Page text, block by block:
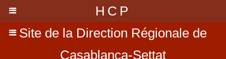
HCP
Site de la Direction Régionale de
Casablanca-Settat